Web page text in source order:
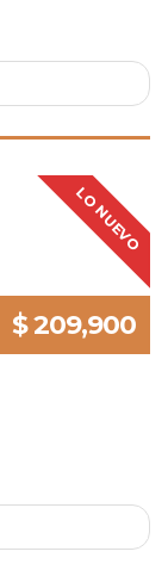
LO NUEVO
$ 209,900